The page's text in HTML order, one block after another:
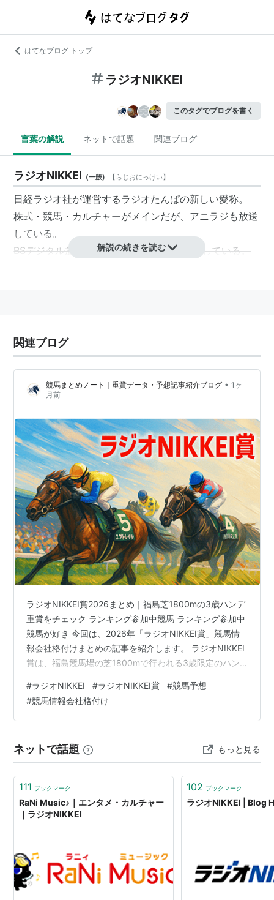
はてなブログ トップ
ラジオNIKKEI
このタグでブログを書く
言葉の解説 ネットで話題 関連ブログ
ラジオNIKKEI (一般) 【 らじおにっけい】
日経ラジオ社が運営するラジオたんぱの新しい愛称。
株式・競馬・カルチャーがメインだが、アニラジも放送
している。
BSデジタル放送でもほとんどの番組を放送している。
解説の続きを読む
関連ブログ
競馬まとめノート｜重賞データ・予想記事紹介ブログ • 1ヶ
月前
ラジオNIKKEI賞2026まとめ｜福島芝1800mの3歳ハンデ
重賞をチェック ランキング参加中競馬 ランキング参加中
競馬が好き 今回は、2026年「ラジオNIKKEI賞」競馬情
報会社格付けまとめの記事を紹介します。 ラジオNIKKEI
賞は、福島競馬場の芝1800mで行われる3歳限定のハン
以降の飛躍を目指して出走してくる注目レースでもあり
ます。 近年では、2023年の勝ち馬エルトンバローズ、
2024年の勝ち馬オフトレイル、2025年の勝ち馬エキサ
出ています。 まさに、未来の活躍馬を探すうえでも…
#ラジオNIKKEI #ラジオNIKKEI賞 #競馬予想
#競馬情報会社格付け
ネットで話題 もっと見る
111 ブックマーク
RaNi Music♪｜エンタメ・カルチャー
｜ラジオNIKKEI
102 ブックマーク
ラジオNIKKEI | Blog